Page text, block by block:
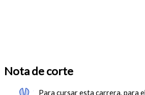
Nota de corte
Para cursar esta carrera, para el